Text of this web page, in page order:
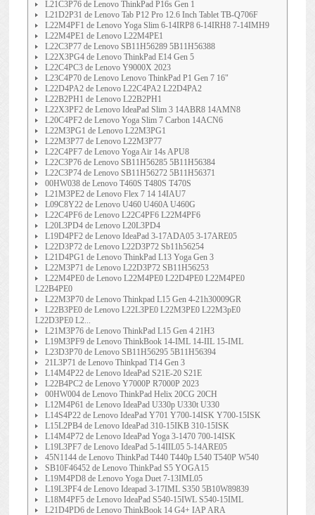
L21C3P76 de Lenovo ThinkPad P16s Gen 1
L21D2P31 de Lenovo Tab P12 Pro 12.6 Inch Tablet TB-Q706F
L22M4PF1 de Lenovo Yoga Slim 6-14IRP8 6-14IRH8 7-14IMH9
L22M4PE1 de Lenovo L22M4PE1
L22C3P77 de Lenovo SB11H56289 5B11H56388
L22X3PG4 de Lenovo ThinkPad E14 Gen 5
L22C4PC3 de Lenovo Y9000X 2023
L23C4P70 de Lenovo Lenovo ThinkPad P1 Gen 7 16"
L22D4PA2 de Lenovo L22C4PA2 L22D4PA2
L22B2PH1 de Lenovo L22B2PH1
L22X3PF2 de Lenovo IdeaPad Slim 3 14ABR8 14AMN8
L20C4PF2 de Lenovo Yoga Slim 7 Carbon 14ACN6
L22M3PG1 de Lenovo L22M3PG1
L22M3P77 de Lenovo L22M3P77
L22C4PF7 de Lenovo Yoga Air 14s APU8
L22C3P76 de Lenovo SB11H56285 5B11H56384
L22C3P74 de Lenovo SB11H56272 5B11H56371
00HW038 de Lenovo T460S T480S T470S
L21M3PE2 de Lenovo Flex 7 14 14IAU7
L09C8Y22 de Lenovo U460 U460A U460G
L22C4PF6 de Lenovo L22C4PF6 L22M4PF6
L20L3PD4 de Lenovo L20L3PD4
L19D4PF2 de Lenovo IdeaPad 3-17ADA05 3-17ARE05
L22D3P72 de Lenovo L22D3P72 Sb11h56254
L21D4PG1 de Lenovo ThinkPad L13 Yoga Gen 3
L22M3P71 de Lenovo L22D3P72 SB11H56253
L22M4PE0 de Lenovo L22M4PE0 L22D4PE0 L22M4PE0
L22B4PE0
L22M3P70 de Lenovo Thinkpad L15 Gen 4-21h30009GR
L22B3PE0 de Lenovo L22L3PE0 L22M3PE0 L22M3pE0
L22D3PE0 L2...
L21M3P76 de Lenovo ThinkPad L15 Gen 4 21H3
L19M3PF9 de Lenovo ThinkBook 14-IML 14-IIL 15-IML
L23D3P70 de Lenovo SB11H56295 5B11H56394
21L3P71 de Lenovo Thinkpad T14 Gen 3
L14M4P22 de Lenovo IdeaPad S21E-20 S21E
L22B4PC2 de Lenovo Y7000P R7000P 2023
00HW004 de Lenovo ThinkPad Helix 20CG 20CH
L12M4P61 de Lenovo IdeaPad U330p U330t U330
L14S4P22 de Lenovo IdeaPad Y701 Y700-14ISK Y700-15ISK
L15L2PB4 de Lenovo IdeaPad 310-15IKB 310-15ISK
L14M4P72 de Lenovo IdeaPad Yoga 3-1470 700-14ISK
L19L3PF7 de Lenovo IdeaPad 5-14IIL05 5-14ARE05
45N1144 de Lenovo ThinkPad T440 T440p L540 T540P W540
SB10F46452 de Lenovo ThinkPad S5 YOGA15
L19M4PD8 de Lenovo Yoga Duet 7-13IML05
L19L3PF4 de Lenovo Ideapad 3-17IML S350 5B10W89839
L18M4PF5 de Lenovo IdeaPad S540-15IWL S540-15IML
L21D4PD6 de Lenovo ThinkBook 14 G4+ IAP ARA